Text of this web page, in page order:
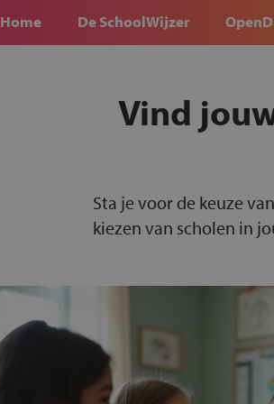
Home De SchoolWijzer
Vind
Sta je voor de keuze
kiezen van scholen in